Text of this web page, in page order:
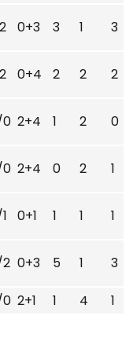
0+3 3 1 3
0+4 2 2 2
2+4 1 2 0
2+4 0 2 1
0+1 1 1 1
0+3 5 1 3
2+1 1 4 1